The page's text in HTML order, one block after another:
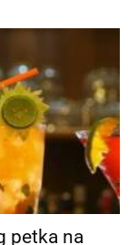
petka na